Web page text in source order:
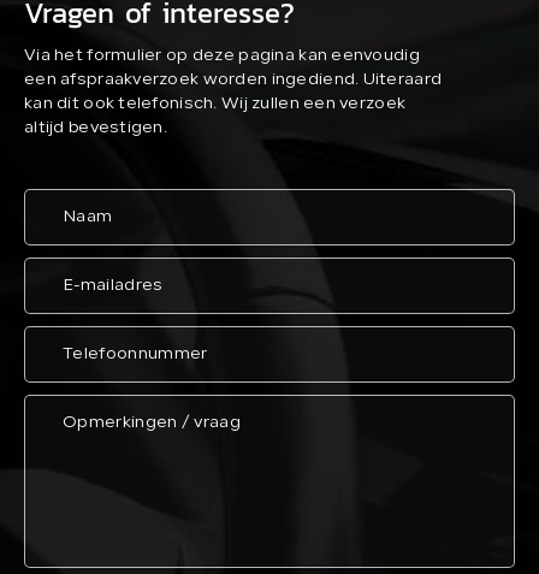
Vragen of interesse?
Via het formulier op deze pagina kan eenvoudig
een afspraakverzoek worden ingediend. Uiteraard
kan dit ook telefonisch. Wij zullen een verzoek
altijd bevestigen.